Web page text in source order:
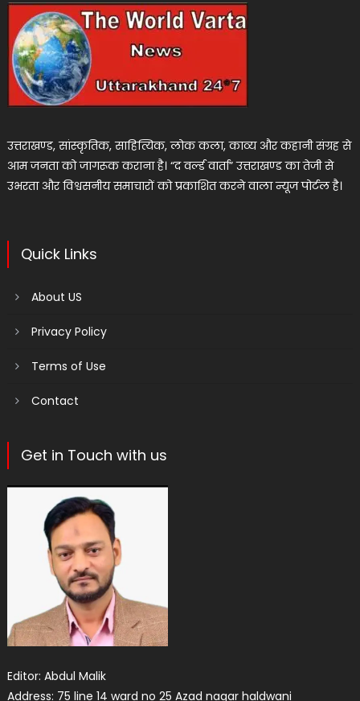
उत्तराखण्ड, सांस्कृतिक, साहित्यिक, लोक कला, काव्य और कहानी संग्रह से
आम जनता को जागरूक कराना है। “द वर्ल्ड वार्ता” उत्तराखण्ड का तेजी से
उभरता और विश्वसनीय समाचारों को प्रकाशित करने वाला न्यूज पोर्टल है।
Quick Links
About US
Privacy Policy
Terms of Use
Contact
Get in Touch with us
Editor: Abdul Malik
Address: 75 line 14 ward no 25 Azad nagar haldwani